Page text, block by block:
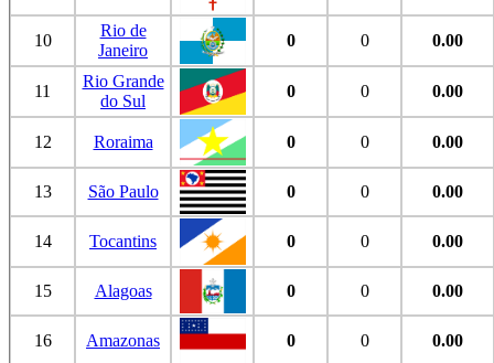
10
Rio de
Janeiro
0 0 0.00
11
Rio Grande
do Sul
0 0 0.00
12 Roraima 0 0 0.00
13 São Paulo 0 0 0.00
14 Tocantins 0 0 0.00
15 Alagoas 0 0 0.00
16 Amazonas 0 0 0.00